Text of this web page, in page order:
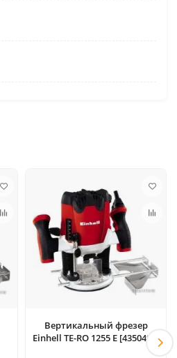
Вертикальный фрезер
Einhell TE-RO 1255 E [4350490]